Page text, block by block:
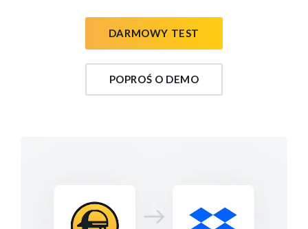
DARMOWY TEST
POPROŚ O DEMO